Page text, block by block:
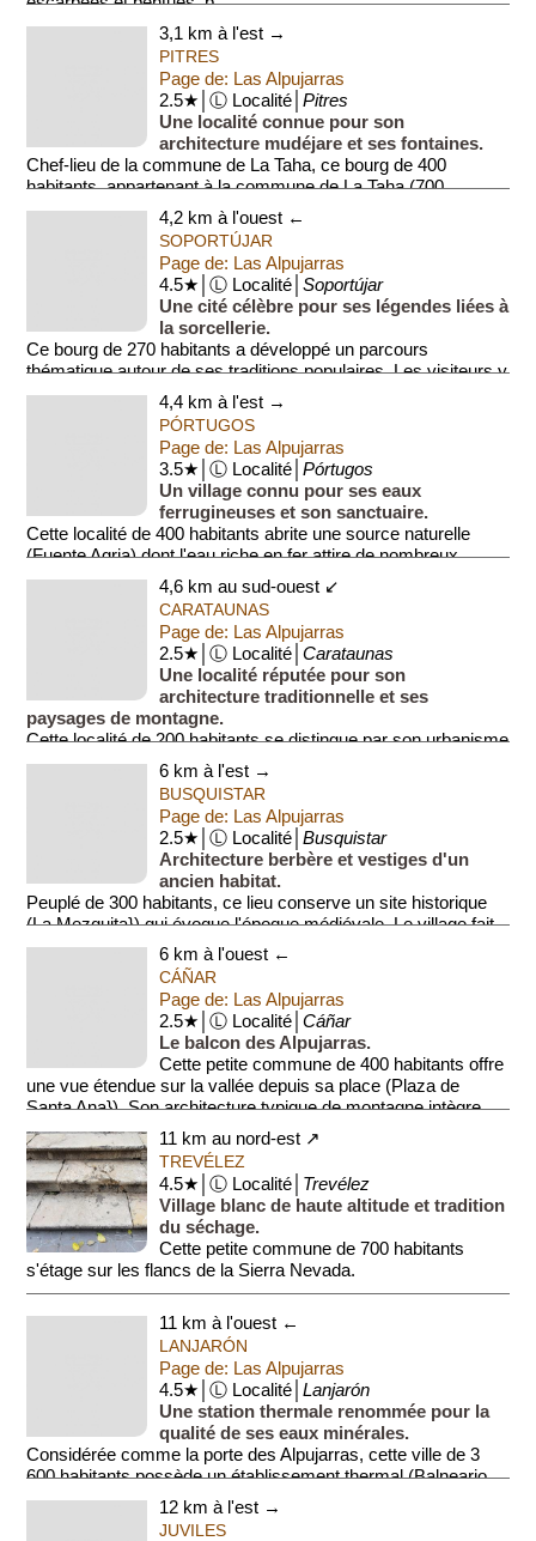
3,1 km à l'est →
PITRES
Page de: Las Alpujarras
2.5★│Ⓛ Localité│Pitres
Une localité connue pour son
architecture mudéjare et ses fontaines.
Chef-lieu de la commune de La Taha, ce bourg de 400
habitants, appartenant à la commune de La Taha (700
habitants), possède une...4,2 km à l'ouest ←
SOPORTÚJAR
Page de: Las Alpujarras
4.5★│Ⓛ Localité│Soportújar
Une cité célèbre pour ses légendes liées à
la sorcellerie.
Ce bourg de 270 habitants a développé un parcours
thématique autour de ses traditions populaires. Les visiteurs y
découvrent plusieur...4,4 km à l'est →
PÓRTUGOS
Page de: Las Alpujarras
3.5★│Ⓛ Localité│Pórtugos
Un village connu pour ses eaux
ferrugineuses et son sanctuaire.
Cette localité de 400 habitants abrite une source naturelle
(Fuente Agria) dont l'eau riche en fer attire de nombreux
visiteurs. À pro... 4,6 km au sud-ouest ↙
CARATAUNAS
Page de: Las Alpujarras
2.5★│Ⓛ Localité│Carataunas
Une localité réputée pour son
architecture traditionnelle et ses
paysages de montagne.
Cette localité de 200 habitants se distingue par son urbanisme
typique des Alpujarras avec ses maisons blanc...
6 km à l'est →
BUSQUISTAR
Page de: Las Alpujarras
2.5★│Ⓛ Localité│Busquistar
Architecture berbère et vestiges d'un
ancien habitat.
Peuplé de 300 habitants, ce lieu conserve un site historique
(La Mezquita}) qui évoque l'époque médiévale. Le village fait
partie d'un ensemble...6 km à l'ouest ←
CÁÑAR
Page de: Las Alpujarras
2.5★│Ⓛ Localité│Cáñar
Le balcon des Alpujarras.
Cette petite commune de 400 habitants offre
une vue étendue sur la vallée depuis sa place (Plaza de
Santa Ana}). Son architecture typique de montagne intègre
des canaux d'i...
11 km au nord-est ↗
TREVÉLEZ
4.5★│Ⓛ Localité│ Trevélez
Village blanc de haute altitude et tradition
du séchage.
Cette petite commune de 700 habitants
s'étage sur les flancs de la Sierra Nevada.
Le centre est divisé en trois quartiers aux ruelle...
11 km à l'ouest ←
LANJARÓN
Page de: Las Alpujarras
4.5★│Ⓛ Localité│Lanjarón
Une station thermale renommée pour la
qualité de ses eaux minérales.
Considérée comme la porte des Alpujarras, cette ville de 3
600 habitants possède un établissement thermal (Balneario
de Lanjar...
12 km à l'est →
JUVILES